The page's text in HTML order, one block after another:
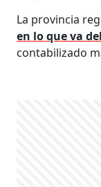
La provincia
en lo que va
contabilizado